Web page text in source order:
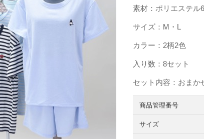
素材：ポリエステル
サイズ：M・L
カラー：2柄2色
入り数：8セット
セット内容：おまか
商品管理番号
サイズ